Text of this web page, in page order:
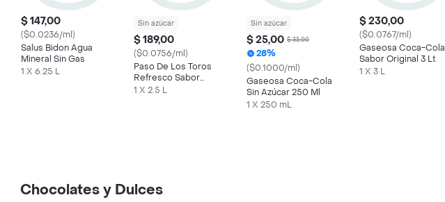
$ 147,00
($0.0236/ml)
Salus Bidon Agua
Mineral Sin Gas
1 X 6.25 L
Sin azúcar
$ 189,00
($0.0756/ml)
Paso De Los Toros
Refresco Sabor
Pomelo Light
1 X 2.5 L
Sin azúcar
$ 25,00 $ 35,00
28%
($0.1000/ml)
Gaseosa Coca-Cola
Sin Azúcar 250 Ml
1 X 250 mL
$ 230,00
($0.0767/ml)
Gaseosa Coca-Cola
Sabor Original 3 Lt
1 X 3 L
Chocolates y Dulces